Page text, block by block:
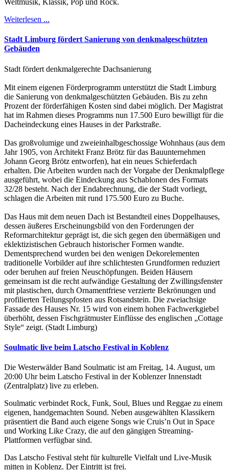
Weltmusik, Klassik, Pop und Rock.
Weiterlesen ...
Stadt Limburg fördert Sanierung von denkmalgeschützten
Gebäuden
Stadt fördert denkmalgerechte Dachsanierung
Mit einem eigenen Förderprogramm unterstützt die Stadt Limburg
die Sanierung von denkmalgeschützten Gebäuden. Bis zu zehn
Prozent der förderfähigen Kosten sind dabei möglich. Der Magistrat
hat im Rahmen dieses Programms nun 17.500 Euro bewilligt für die
Dacheindeckung eines Hauses in der Parkstraße.
Das großvolumige und zweieinhalbgeschossige Wohnhaus (aus dem
Jahr 1905, von Architekt Franz Brötz für das Bauunternehmen
Johann Georg Brötz entworfen), hat ein neues Schieferdach
erhalten. Die Arbeiten wurden nach der Vorgabe der Denkmalpflege
ausgeführt, wobei die Eindeckung aus Schablonen des Formats
32/28 besteht. Nach der Endabrechnung, die der Stadt vorliegt,
schlagen die Arbeiten mit rund 175.500 Euro zu Buche.
Das Haus mit dem neuen Dach ist Bestandteil eines Doppelhauses,
dessen äußeres Erscheinungsbild von den Forderungen der
Reformarchitektur geprägt ist, die sich gegen den übermäßigen und
eklektizistischen Gebrauch historischer Formen wandte.
Dementsprechend wurden bei den wenigen Dekorelementen
traditionelle Vorbilder auf ihre schlichtesten Grundformen reduziert
oder beruhen auf freien Neuschöpfungen. Beiden Häusern
gemeinsam ist die recht aufwändige Gestaltung der Zwillingsfenster
mit plastischen, durch Ornamentfriese verzierte Bekrönungen und
profilierten Teilungspfosten aus Rotsandstein. Die zweiachsige
Fassade des Hauses Nr. 15 wird von einem hohen Fachwerkgiebel
überhöht, dessen Fischgrätmuster Einflüsse des englischen „Cottage
Style“ zeigt. (Stadt Limburg)
Soulmatic live beim Latscho Festival in Koblenz
Die Westerwälder Band Soulmatic ist am Freitag, 14. August, um
20:00 Uhr beim Latscho Festival in der Koblenzer Innenstadt
(Zentralplatz) live zu erleben.
Soulmatic verbindet Rock, Funk, Soul, Blues und Reggae zu einem
eigenen, handgemachten Sound. Neben ausgewählten Klassikern
präsentiert die Band auch eigene Songs wie Cruis’n Out in Space
und Working Like Crazy, die auf den gängigen Streaming-
Plattformen verfügbar sind.
Das Latscho Festival steht für kulturelle Vielfalt und Live-Musik
mitten in Koblenz. Der Eintritt ist frei.